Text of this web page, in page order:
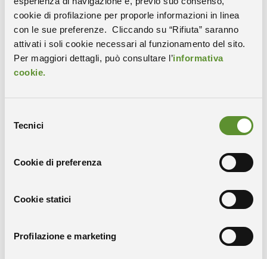
cookie di profilazione per proporle informazioni in linea
con le sue preferenze. Cliccando su “Rifiuta” saranno
attivati i soli cookie necessari al funzionamento del sito.
Per maggiori dettagli, può consultare l’informativa
cookie.
delTecnici
Cookie di preferenza
Cookie statici
Profilazione e marketing
essere presentate esclusivamente tramite il Portale
unico del Reclutamento, disponibile
all’indirizzo www.inPA.gov.it, compilando il modulo
online, previa lettura del bando di concorso.
La domanda dovrà essere inviata entro le ore 12.00 del
Per eventuali ulteriori informazioni e/o richieste di
concorsi@areasciencepark.it
: per seguire la procedura e tutti i relativi
aggiornamenti consulta la pagina del bando sul sito